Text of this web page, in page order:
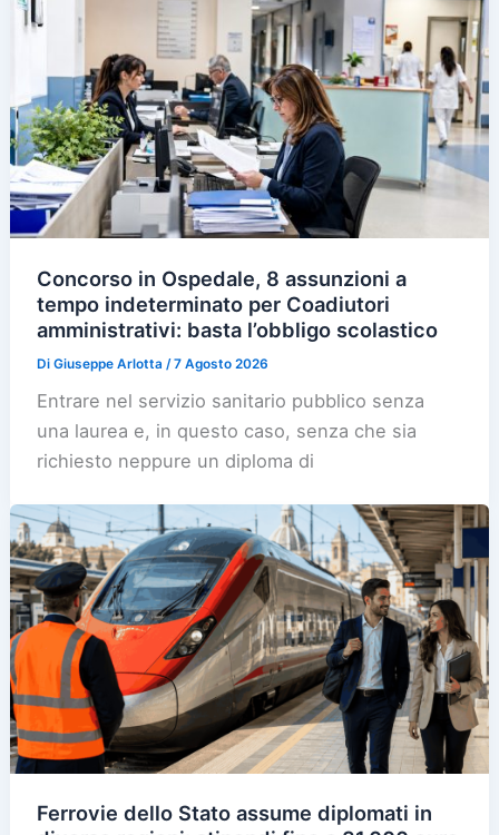
Concorso in Ospedale, 8 assunzioni a
tempo indeterminato per Coadiutori
amministrativi: basta l’obbligo scolastico
DiGiuseppe Arlotta /7 Agosto 2026
Entrare nel servizio sanitario pubblico senza
una laurea e, in questo caso, senza che sia
richiesto neppure un diploma di
Ferrovie dello Stato assume diplomati in